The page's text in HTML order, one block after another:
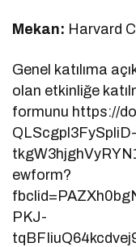
Mekan: Harvard
Genel katılıma
olan etkinliğe
formunu https://
QLScgpl3FySpliD-
ewform?
PKJ-